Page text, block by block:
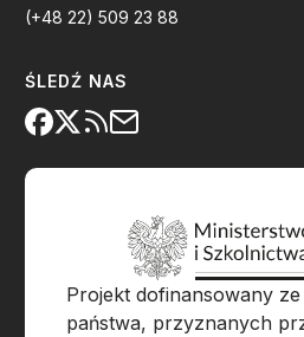
(+48 22) 509 23 88
ŚLEDŹ NAS
Projekt dofinansowany
państwa, przyznanych